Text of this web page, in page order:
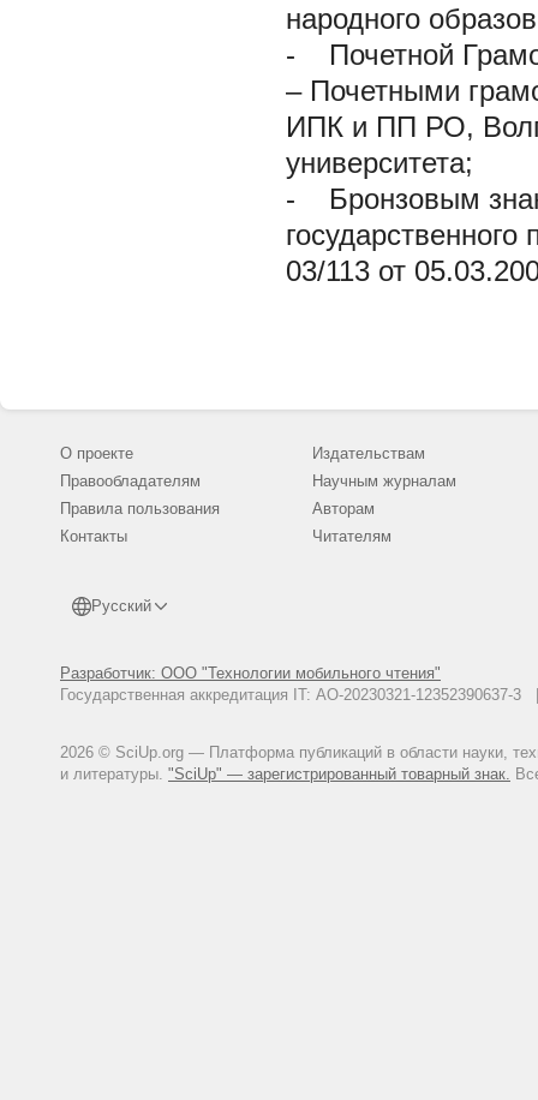
народного
- Почетной
– Почетными
ИПК и ПП РО,
университета;
- Бронзовым
03/113 от
О проекте
Правообладателям
Правила пользования
Контакты
Русский
Разработчик: ООО "Технологии мобильного чтения"
Государственная аккредитация IT: АО-20230321-
2026 © SciUp.org — Платформа публикаций в области науки,
и литературы. "SciUp" — зарегистрированный товарный знак.
Издательствам
Научным журналам
Авторам
Читателям